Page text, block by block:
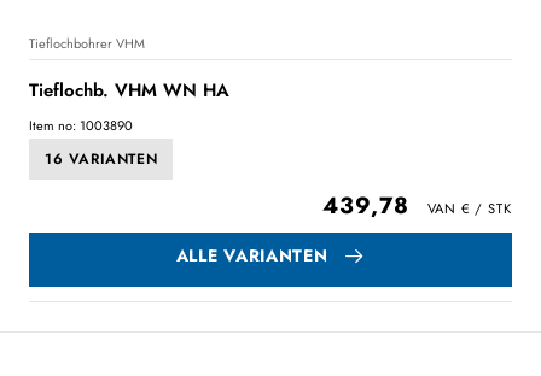
Tieflochbohrer VHM
Tieflochb. VHM WN HA
Item no: 1003890
16 VARIANTEN
439,78
ALLE VARIANTEN